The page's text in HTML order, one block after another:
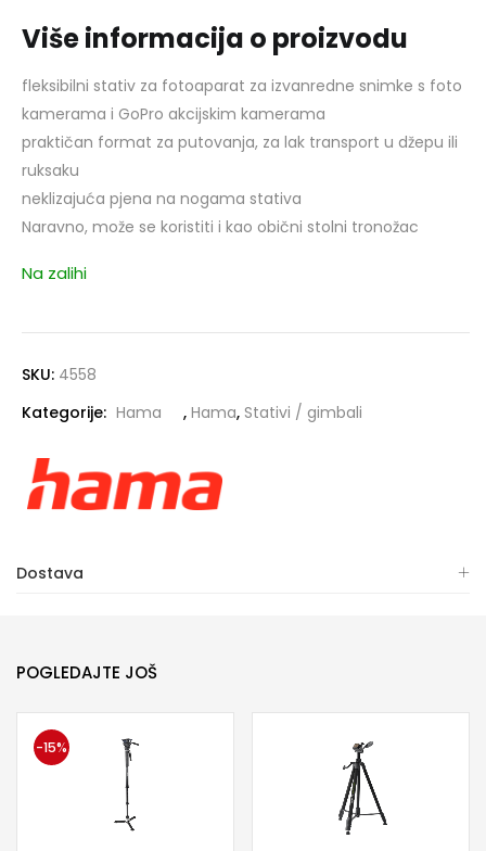
Više informacija o proizvodu
fleksibilni stativ za fotoaparat za izvanredne snimke s foto
kamerama i GoPro akcijskim kamerama
praktičan format za putovanja, za lak transport u džepu ili
ruksaku
neklizajuća pjena na nogama stativa
Naravno, može se koristiti i kao obični stolni tronožac
Na zalihi
SKU: 4558
Kategorije: Hama , Hama, Stativi / gimbali
Dostava
POGLEDAJTE JOŠ
-15%